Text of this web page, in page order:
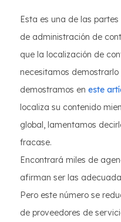
Esta es una de las
de administración de
que la localización de
necesitamos
demostramos en este
localiza su contenido
global, lamentamos
fracase.
Encontrará miles de
afirman ser las
Pero este número se
de proveedores de